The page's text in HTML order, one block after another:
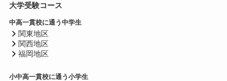
大学受験コース
中高一貫校に通う中学生
関東地区
関西地区
福岡地区
小中高一貫校に通う小学生